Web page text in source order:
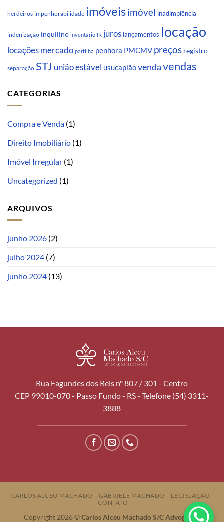
herdeiros impenhorabilidade imóveisimóvel inadimplência
indenização inquilino inventário IR juros lançamentos locação
locações mercado partilha penhora PMCMV preços registro
separação STJ união estável usucapiãovendavendas
CATEGORIAS
Compra e Venda (1)
Direito Imobiliário (1)
Imóvel Irregular (1)
Uncategorized (1)
ARQUIVOS
junho 2026 (2)
julho 2024 (7)
junho 2024 (13)
Rua Fagundes dos Reis nº 807 / 301 - Centro
CEP 99010-070 - Passo Fundo - RS - Telefone (54) 3311-
3888
CARLOS ALCEU MACHADO GABRIELE MACHADO
LEGISLAÇÃO
CONTATO
Copyright 2026 ©Carlos Alceu Machado S/C Advogados